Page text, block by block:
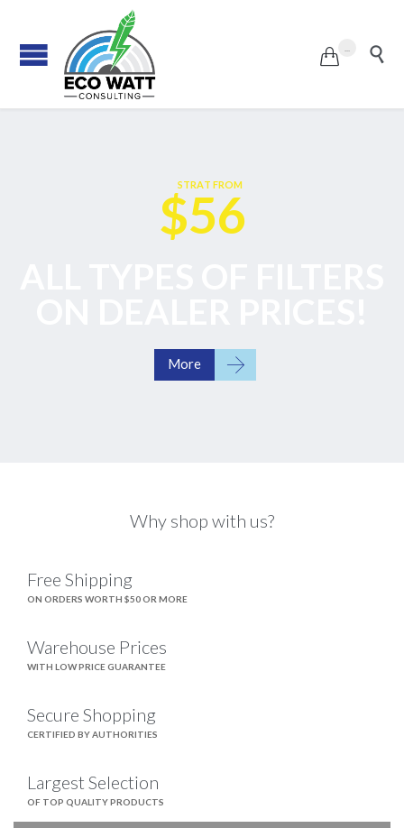
 
$56
STRAT FROM
More 
Why shop with us?
Free Shipping
ON ORDERS WORTH $50 OR MORE
Warehouse Prices
WITH LOW PRICE GUARANTEE
Secure Shopping
CERTIFIED BY AUTHORITIES
Largest Selection
OF TOP QUALITY PRODUCTS